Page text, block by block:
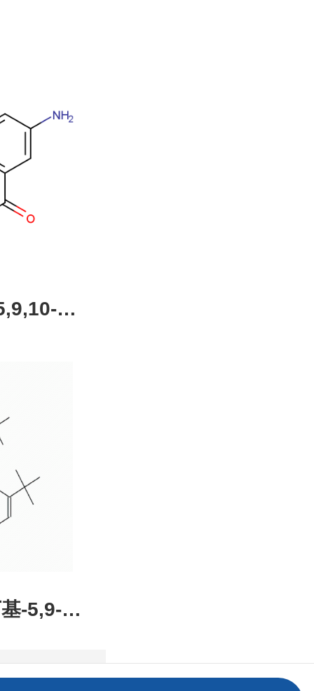
四
，高校
付
-5,9-二
DE]